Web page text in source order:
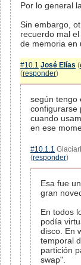
Por lo general
Sin embargo,
recuerdo mal
de memoria en
#10.1 José Elías (
(responder)
según tengo
configurarse
cuando
en ese
#10.1.1
(responder)
Esa fue
gran
En todos
podía
disco. En
temporal
partición
swap".